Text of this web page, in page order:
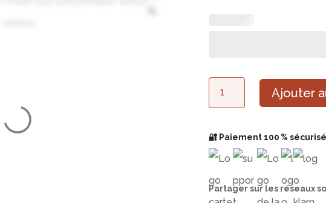
quantité
de
Support
Bijoux
Personnalisé
Ajouter
🔐 Paiement 100 %
Partager sur les réseaux